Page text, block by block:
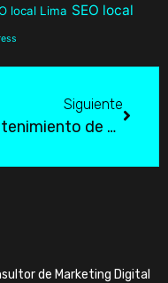
local Lima SEO local
Siguiente
Mantenimiento de páginas web: ¿Cómo evitar problemas?
de Marketing Digital